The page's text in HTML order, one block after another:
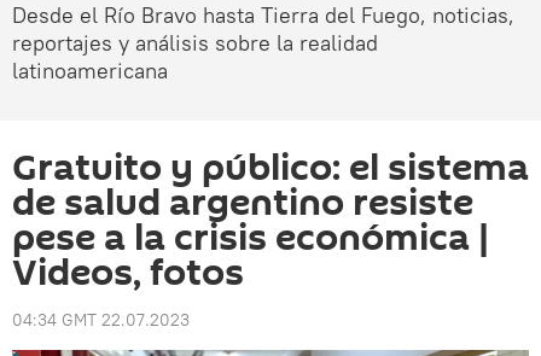
Desde el Río Bravo hasta Tierra del Fuego, noticias,
reportajes y análisis sobre la realidad
latinoamericana
Gratuito y público: el sistema
de salud argentino resiste
pese a la crisis económica |
Videos, fotos
04:34 GMT 22.07.2023